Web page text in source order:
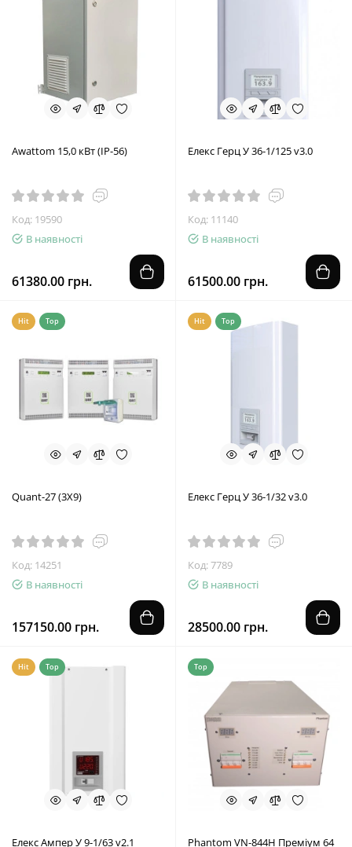
Awattom 15,0 кВт (IP-56)
Код: 19590
В наявності
61380.00 грн.
Елекс Герц У 36-1/125 v3.0
Код: 11140
В наявності
61500.00 грн.
Hit Top
Quant-27 (3Х9)
Код: 14251
В наявності
157150.00 грн.
Hit Top
Елекс Герц У 36-1/32 v3.0
Код: 7789
В наявності
28500.00 грн.
Hit Top
Елекс Ампер У 9-1/63 v2.1
Top
Phantom VN-844Н Преміум 64